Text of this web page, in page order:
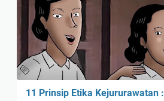
11 Prinsip Etika Kejururawatan :